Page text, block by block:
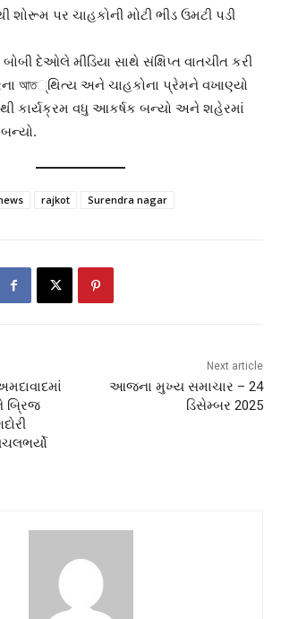
પર ચાહકોની મોટી ભીડ ઉમટી પડી
દેઓલે મીડિયા સાથે સંક્ષિપ્ત વાતચીત કરી
আত્થિત્ય અને ચાહકોના પ્રેમને વખાણ્યો
કાર્યક્રમ વધુ આકર્ષક બન્યો અને શહેરમાં
બન્યો.
rajkot Surendra nagar
બ્રિજ
Next article
આજના મુખ્ય સમાચાર – 24
ડિસેમ્બર 2025